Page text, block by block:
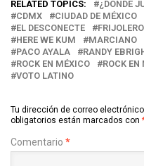
RELATED TOPICS: ¿DONDE
CDMX
CIUDAD DE MÉXICO
EL DESCONECTE
FRIJOLERO
HERE WE KUM
MARCIANO
PACO AYALA
RANDY
ROCK EN MÉXICO
ROCK EN
VOTO LATINO
Tu dirección de correo
obligatorios están marcados con
Comentario *